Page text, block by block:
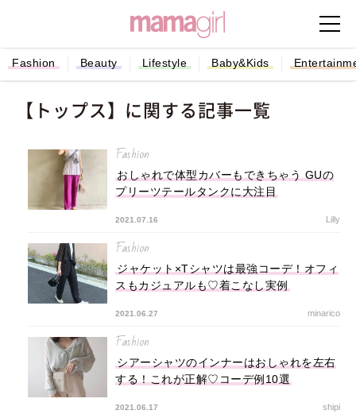
Fashion Beauty Lifestyle Baby&Kids
【トップス】に関する記事一覧
Fashion
おしゃれで体型カバーもできちゃう GUの
プリーツテールタンクに大注目
2021.07.16 Lilly
Fashion
ジャケット×Tシャツは最強コーデ！オフィ
スもカジュアルも♡着こなし実例
2021.06.27 minarico
Fashion
シアーシャツのインナーはおしゃれを左右
する！これが正解♡コーデ例10選
2021.06.17 shipi